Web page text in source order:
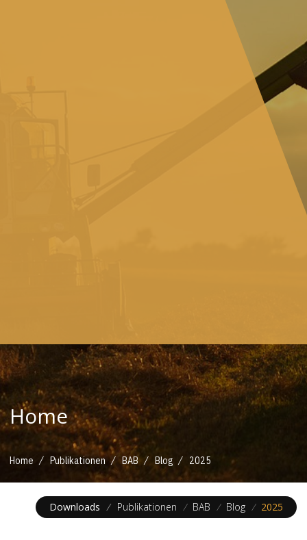
Home
Home / Publikationen / BAB / Blog / 2025
Downloads / Publikationen / BAB / Blog / 2025